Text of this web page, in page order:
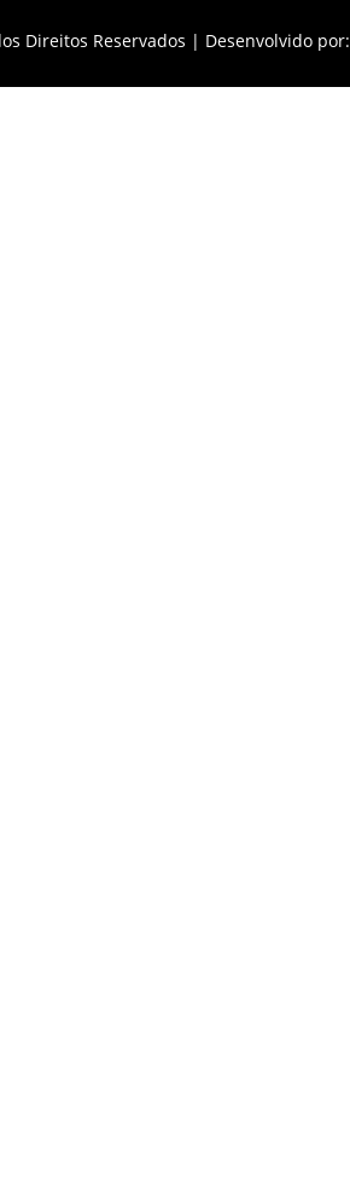
Direitos Reservados | Desenvolvido por: